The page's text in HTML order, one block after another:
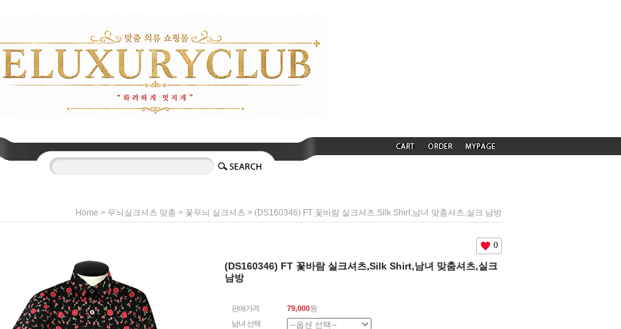
Home > 무늬실크셔츠 맞춤 > 꽃무늬 실크셔츠 > (DS160346) FT 꽃바람 실크셔츠,Silk Shirt,남녀 맞춤셔츠,실크 남방
0
(DS160346) FT 꽃바람 실크셔츠,Silk Shirt,남녀 맞춤셔츠,실크
남방
판매가격 79,000원
남녀 선택